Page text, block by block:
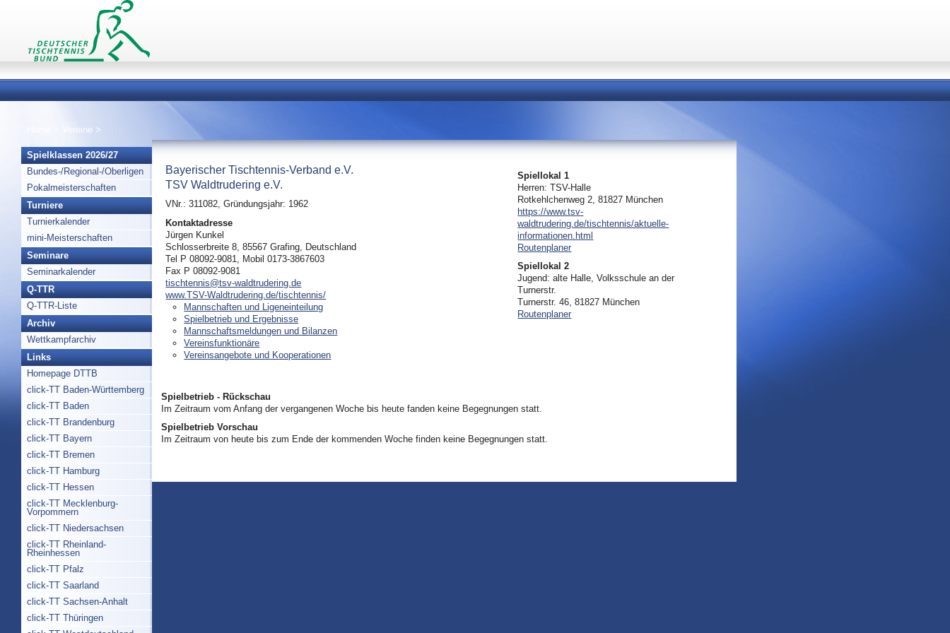
Vereine >
Spielklassen 2026/27
Bundes-/Regional-/Oberligen
Pokalmeisterschaften
Turniere
Turnierkalender
mini-Meisterschaften
Seminare
Seminarkalender
Q-TTR
Q-TTR-Liste
Archiv
Wettkampfarchiv
Links
Homepage DTTB
click-TT Baden-Württemberg
click-TT Baden
click-TT Brandenburg
click-TT Bayern
click-TT Bremen
click-TT Hamburg
click-TT Hessen
click-TT Mecklenburg-
Vorpommern
click-TT Niedersachsen
click-TT Rheinland-
Rheinhessen
click-TT Pfalz
click-TT Saarland
click-TT Sachsen-Anhalt
click-TT Thüringen
Bayerischer Tischtennis-Verband e.V.
TSV Waldtrudering e.V.
VNr.: 311082, Gründungsjahr: 1962
Kontaktadresse
Jürgen Kunkel
Schlosserbreite 8, 85567 Grafing, Deutschland
Tel P 08092-9081, Mobil 0173-3867603
Fax P 08092-9081
tischtennis@tsv-waldtrudering.de
www.TSV-Waldtrudering.de/tischtennis/
Mannschaften und Ligeneinteilung
Spielbetrieb und Ergebnisse
Mannschaftsmeldungen und Bilanzen
Vereinsfunktionäre
Vereinsangebote und Kooperationen
Spiellokal 1
Herren: TSV-Halle
Rotkehlchenweg 2, 81827 München
https://www.tsv-
waldtrudering.de/tischtennis/aktuelle-
informationen.html
Routenplaner
Spiellokal 2
Jugend: alte Halle, Volksschule an der
Turnerstr.
Turnerstr. 46, 81827 München
Routenplaner
Spielbetrieb - Rückschau
Im Zeitraum vom Anfang der vergangenen Woche bis heute fanden keine Begegnungen statt.
Spielbetrieb Vorschau
Im Zeitraum von heute bis zum Ende der kommenden Woche finden keine Begegnungen statt.